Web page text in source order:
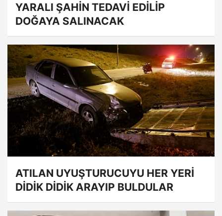
YARALI ŞAHİN TEDAVİ EDİLİP
DOĞAYA SALINACAK
ATILAN UYUŞTURUCUYU HER YERİ
DİDİK DİDİK ARAYIP BULDULAR